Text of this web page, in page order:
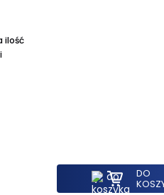
ilość
DO